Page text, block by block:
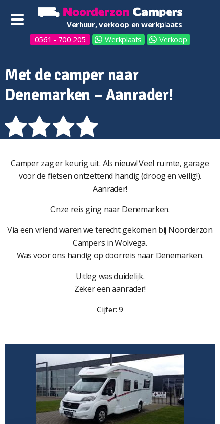
Verhuur, verkoop en werkplaats
0561 - 700 205
Werkplaats Verkoop
Met de camper naar
Denemarken – Aanrader!
Camper zag er keurig uit. Als nieuw! Veel ruimte, garage
voor de fietsen ontzettend handig (droog en veilig!).
Aanrader!
Onze reis ging naar Denemarken.
Via een vriend waren we terecht gekomen bij Noorderzon
Campers in Wolvega.
Was voor ons handig op doorreis naar Denemarken.
Uitleg was duidelijk.
Zeker een aanrader!
Cijfer: 9